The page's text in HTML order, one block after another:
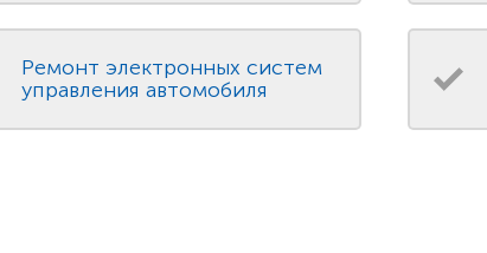
Ремонт электронных систем
управления автомобиля